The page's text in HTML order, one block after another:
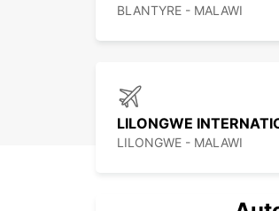
BLANTYRE - MALAWI
LILONGWE - MALAWI